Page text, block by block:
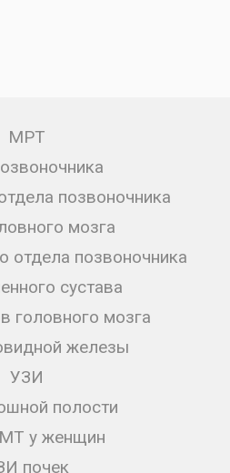
МРТ
позвоночника
мозга
отдела позвоночника
сустава
головного мозга
железы
УЗИ
полости
у женщин
почек